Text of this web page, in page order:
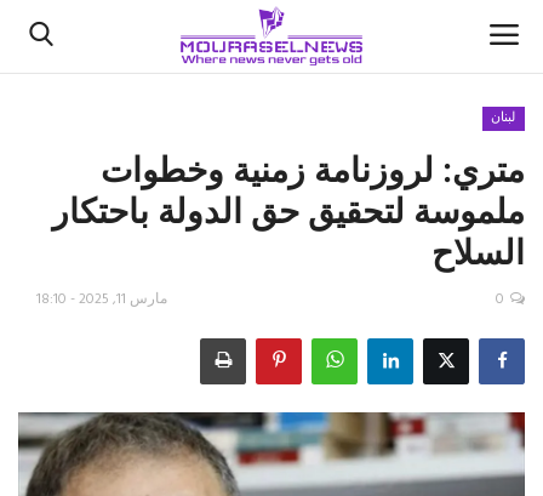
الأخبار
كتّابنا
السعودية
اقتصاد
علوم وتكنولوجيا
رياضة
لبنان
متري: لروزنامة زمنية وخطوات
ملموسة لتحقيق حق الدولة باحتكار
السلاح
مارس 11, 2025 - 18:10 0